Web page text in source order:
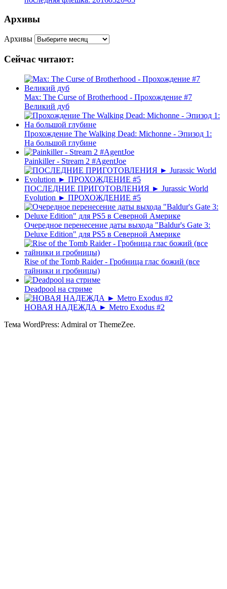
Архивы
Архивы
Сейчас читают:
Max: The Curse of Brotherhood - Прохождение #7
Великий дуб
Прохождение The Walking Dead: Michonne - Эпизод 1:
На большой глубине
Painkiller - Stream 2 #AgentJoe
ПОСЛЕДНИЕ ПРИГОТОВЛЕНИЯ ► Jurassic World
Evolution ► ПРОХОЖДЕНИЕ #5
Очередное перенесение даты выхода "Baldur's Gate 3:
Deluxe Edition" для PS5 в Северной Америке
Rise of the Tomb Raider - Гробница глас божий (все
тайники и гробницы)
Deadpool на стриме
НОВАЯ НАДЕЖДА ► Metro Exodus #2
Тема WordPress: Admiral от ThemeZee.